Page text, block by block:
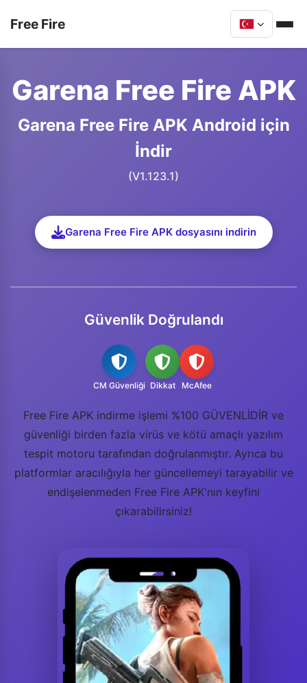
Free Fire
Garena Free Fire APK
Garena Free Fire APK Android için
İndir
(V1.123.1)
Garena Free Fire APK dosyasını indirin
Güvenlik Doğrulandı
CM Güvenliği Dikkat McAfee
Free Fire APK indirme işlemi %100 GÜVENLİDİR ve
güvenliği birden fazla virüs ve kötü amaçlı yazılım
tespit motoru tarafından doğrulanmıştır. Ayrıca bu
platformlar aracılığıyla her güncellemeyi tarayabilir ve
endişelenmeden Free Fire APK'nın keyfini
çıkarabilirsiniz!